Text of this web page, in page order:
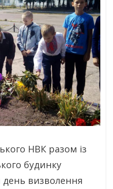
НВК разом із
будинку
день визволення